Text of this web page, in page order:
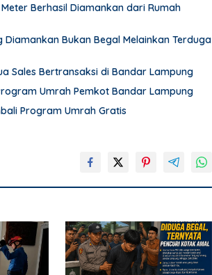
Berhasil Diamankan dari Rumah
Bukan Begal Melainkan Terduga
Sales Bertransaksi di Bandar Lampung
Umrah Pemkot Bandar Lampung
Program Umrah Gratis